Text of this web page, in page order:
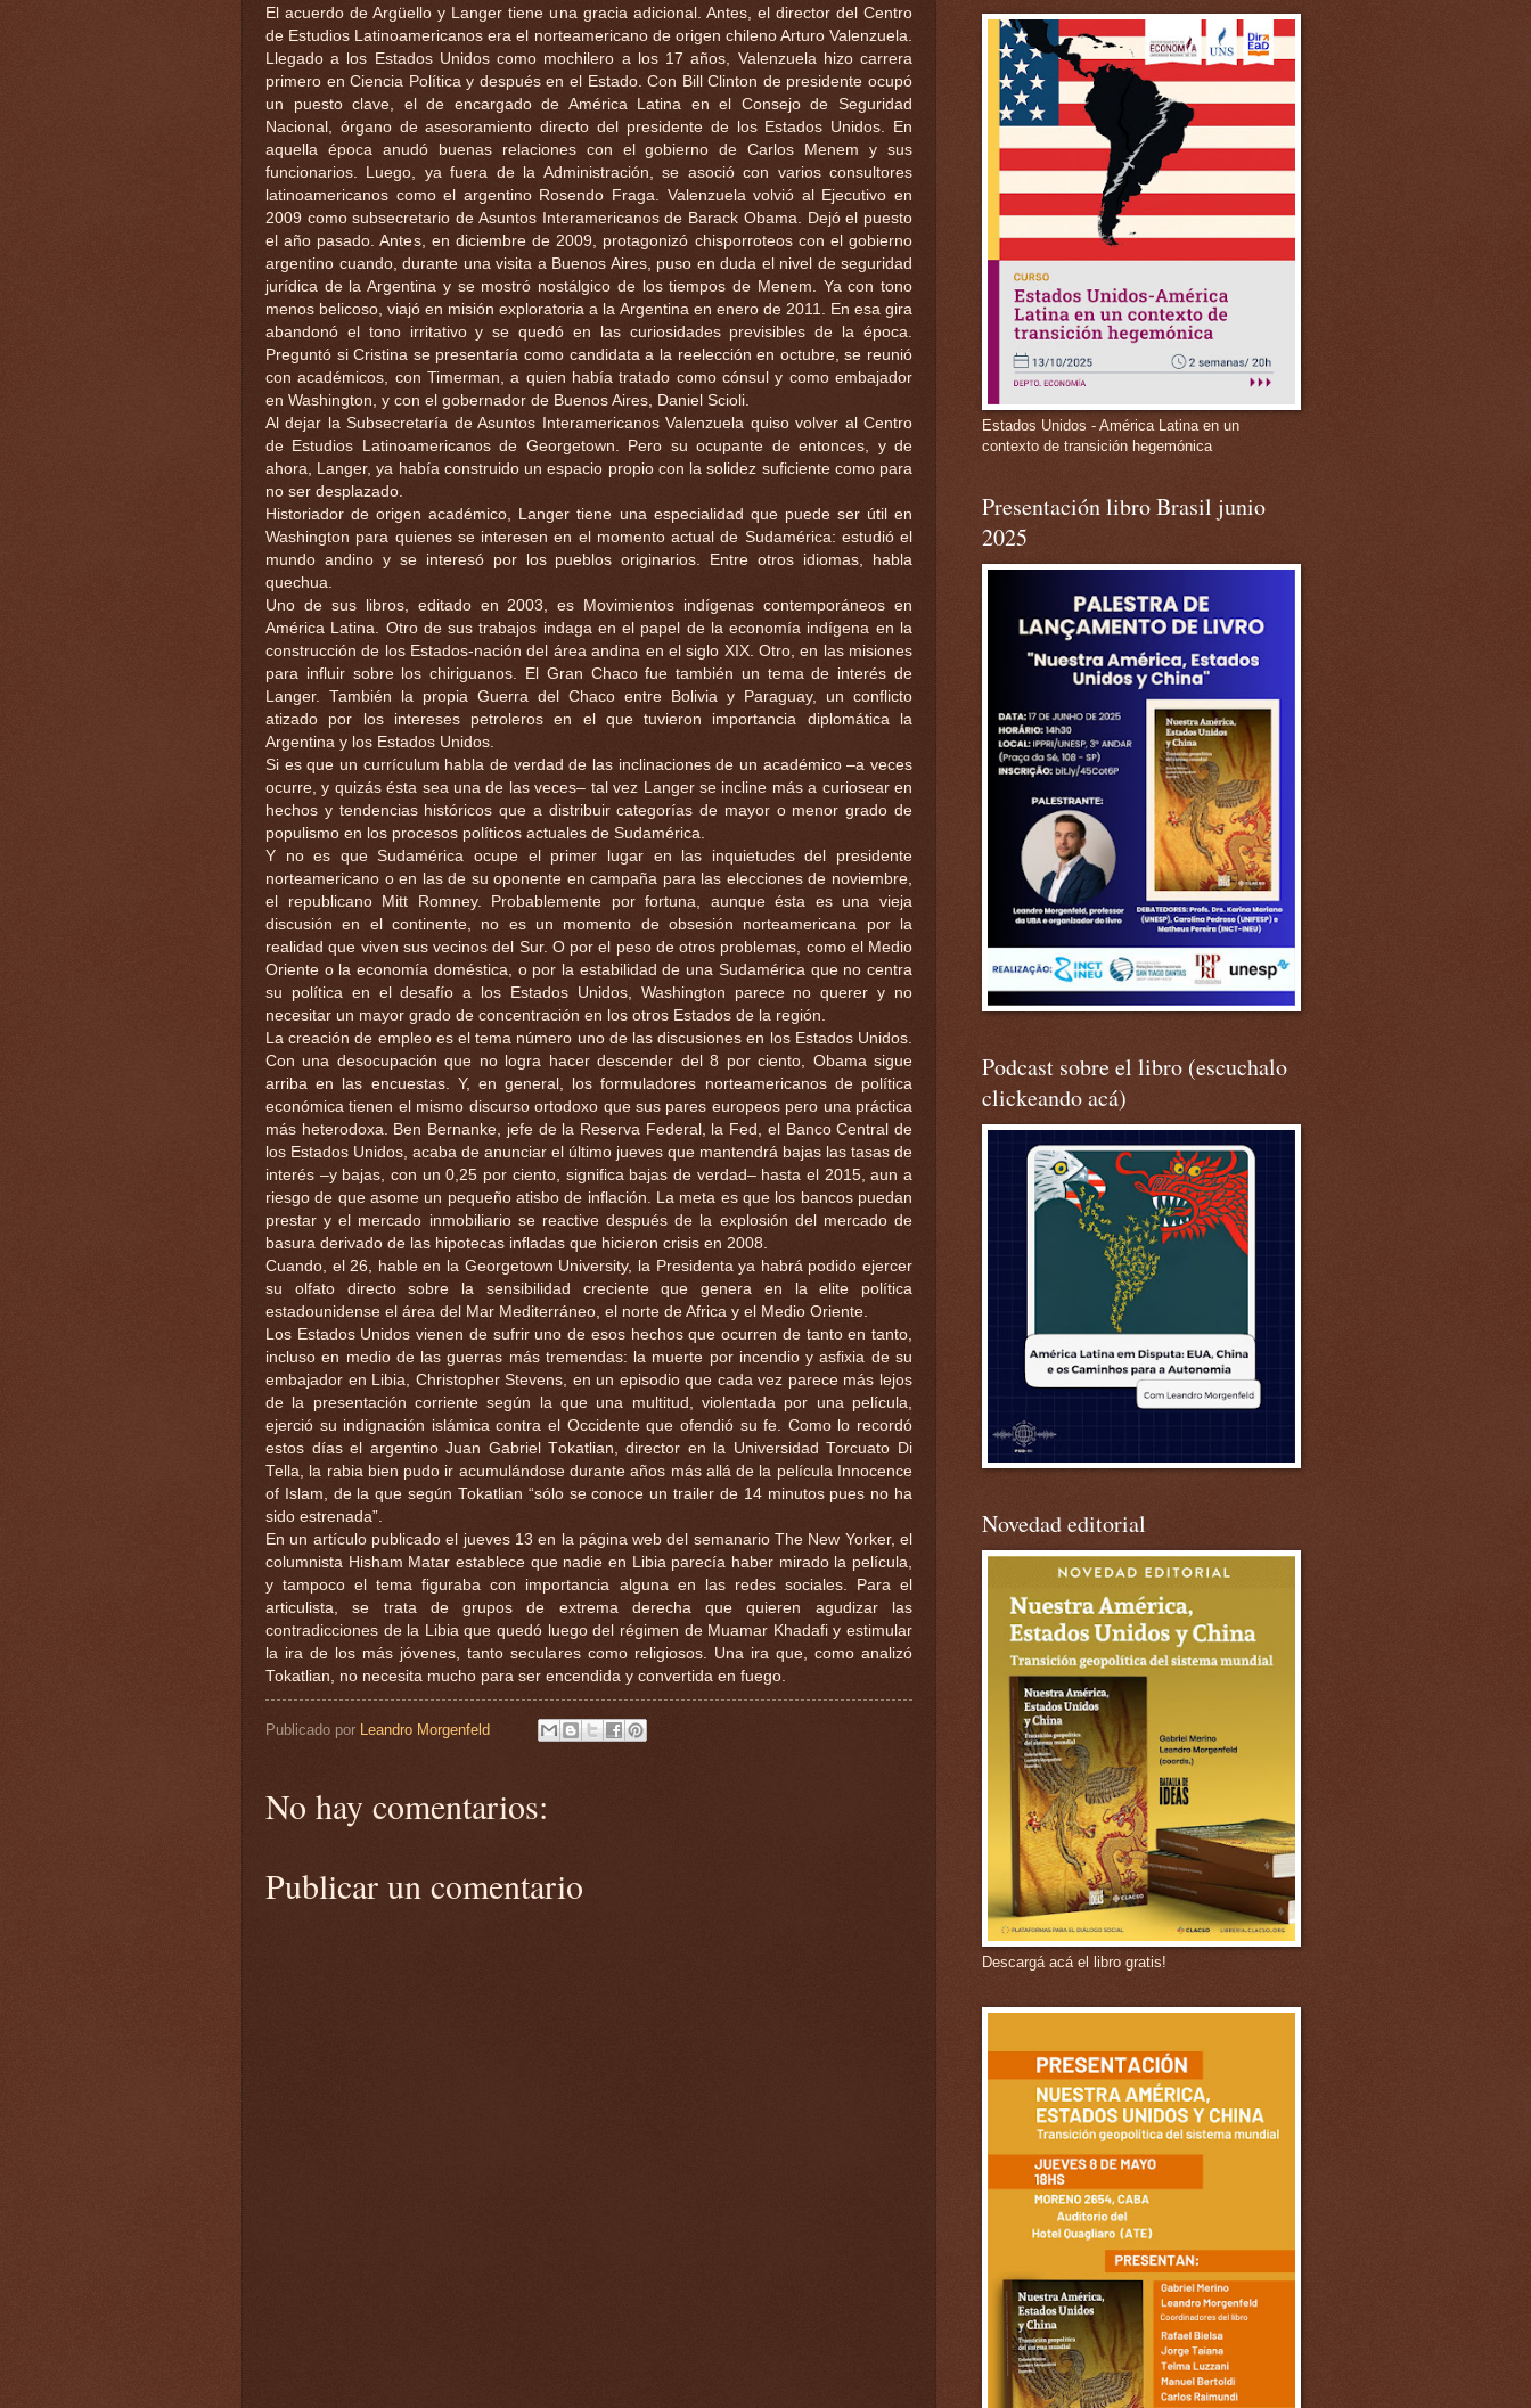
El acuerdo de Argüello y Langer tiene una gracia adicional. Antes, el director del Centro
de Estudios Latinoamericanos era el norteamericano de origen chileno Arturo Valenzuela.
Llegado a los Estados Unidos como mochilero a los 17 años, Valenzuela hizo carrera
primero en Ciencia Política y después en el Estado. Con Bill Clinton de presidente ocupó
un puesto clave, el de encargado de América Latina en el Consejo de Seguridad
Nacional, órgano de asesoramiento directo del presidente de los Estados Unidos. En
aquella época anudó buenas relaciones con el gobierno de Carlos Menem y sus
funcionarios. Luego, ya fuera de la Administración, se asoció con varios consultores
latinoamericanos como el argentino Rosendo Fraga. Valenzuela volvió al Ejecutivo en
2009 como subsecretario de Asuntos Interamericanos de Barack Obama. Dejó el puesto
el año pasado. Antes, en diciembre de 2009, protagonizó chisporroteos con el gobierno
argentino cuando, durante una visita a Buenos Aires, puso en duda el nivel de seguridad
jurídica de la Argentina y se mostró nostálgico de los tiempos de Menem. Ya con tono
menos belicoso, viajó en misión exploratoria a la Argentina en enero de 2011. En esa gira
abandonó el tono irritativo y se quedó en las curiosidades previsibles de la época.
Preguntó si Cristina se presentaría como candidata a la reelección en octubre, se reunió
con académicos, con Timerman, a quien había tratado como cónsul y como embajador
en Washington, y con el gobernador de Buenos Aires, Daniel Scioli.
Al dejar la Subsecretaría de Asuntos Interamericanos Valenzuela quiso volver al Centro
de Estudios Latinoamericanos de Georgetown. Pero su ocupante de entonces, y de
ahora, Langer, ya había construido un espacio propio con la solidez suficiente como para
no ser desplazado.
Historiador de origen académico, Langer tiene una especialidad que puede ser útil en
Washington para quienes se interesen en el momento actual de Sudamérica: estudió el
mundo andino y se interesó por los pueblos originarios. Entre otros idiomas, habla
quechua.
Uno de sus libros, editado en 2003, es Movimientos indígenas contemporáneos en
América Latina. Otro de sus trabajos indaga en el papel de la economía indígena en la
construcción de los Estados-nación del área andina en el siglo XIX. Otro, en las misiones
para influir sobre los chiriguanos. El Gran Chaco fue también un tema de interés de
Langer. También la propia Guerra del Chaco entre Bolivia y Paraguay, un conflicto
atizado por los intereses petroleros en el que tuvieron importancia diplomática la
Argentina y los Estados Unidos.
Si es que un currículum habla de verdad de las inclinaciones de un académico –a veces
ocurre, y quizás ésta sea una de las veces– tal vez Langer se incline más a curiosear en
hechos y tendencias históricos que a distribuir categorías de mayor o menor grado de
populismo en los procesos políticos actuales de Sudamérica.
Y no es que Sudamérica ocupe el primer lugar en las inquietudes del presidente
norteamericano o en las de su oponente en campaña para las elecciones de noviembre,
el republicano Mitt Romney. Probablemente por fortuna, aunque ésta es una vieja
discusión en el continente, no es un momento de obsesión norteamericana por la
realidad que viven sus vecinos del Sur. O por el peso de otros problemas, como el Medio
Oriente o la economía doméstica, o por la estabilidad de una Sudamérica que no centra
su política en el desafío a los Estados Unidos, Washington parece no querer y no
necesitar un mayor grado de concentración en los otros Estados de la región.
La creación de empleo es el tema número uno de las discusiones en los Estados Unidos.
Con una desocupación que no logra hacer descender del 8 por ciento, Obama sigue
arriba en las encuestas. Y, en general, los formuladores norteamericanos de política
económica tienen el mismo discurso ortodoxo que sus pares europeos pero una práctica
más heterodoxa. Ben Bernanke, jefe de la Reserva Federal, la Fed, el Banco Central de
los Estados Unidos, acaba de anunciar el último jueves que mantendrá bajas las tasas de
interés –y bajas, con un 0,25 por ciento, significa bajas de verdad– hasta el 2015, aun a
riesgo de que asome un pequeño atisbo de inflación. La meta es que los bancos puedan
prestar y el mercado inmobiliario se reactive después de la explosión del mercado de
basura derivado de las hipotecas infladas que hicieron crisis en 2008.
Cuando, el 26, hable en la Georgetown University, la Presidenta ya habrá podido ejercer
su olfato directo sobre la sensibilidad creciente que genera en la elite política
estadounidense el área del Mar Mediterráneo, el norte de Africa y el Medio Oriente.
Los Estados Unidos vienen de sufrir uno de esos hechos que ocurren de tanto en tanto,
incluso en medio de las guerras más tremendas: la muerte por incendio y asfixia de su
embajador en Libia, Christopher Stevens, en un episodio que cada vez parece más lejos
de la presentación corriente según la que una multitud, violentada por una película,
ejerció su indignación islámica contra el Occidente que ofendió su fe. Como lo recordó
estos días el argentino Juan Gabriel Tokatlian, director en la Universidad Torcuato Di
Tella, la rabia bien pudo ir acumulándose durante años más allá de la película Innocence
of Islam, de la que según Tokatlian “sólo se conoce un trailer de 14 minutos pues no ha
sido estrenada”.
En un artículo publicado el jueves 13 en la página web del semanario The New Yorker, el
columnista Hisham Matar establece que nadie en Libia parecía haber mirado la película,
y tampoco el tema figuraba con importancia alguna en las redes sociales. Para el
articulista, se trata de grupos de extrema derecha que quieren agudizar las
contradicciones de la Libia que quedó luego del régimen de Muamar Khadafi y estimular
la ira de los más jóvenes, tanto seculares como religiosos. Una ira que, como analizó
Tokatlian, no necesita mucho para ser encendida y convertida en fuego.
Publicado por Leandro Morgenfeld
No hay comentarios:
Publicar un comentario
Estados Unidos - América Latina en un
contexto de transición hegemónica
Presentación libro Brasil junio
2025
Podcast sobre el libro (escuchalo
clickeando acá)
Novedad editorial
Descargá acá el libro gratis!